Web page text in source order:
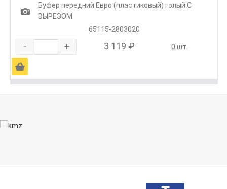
1
Буфер передний Евро (пластиковый) голый С
ВЫРЕЗОМ
65115-2803020
- + 3 119 ₽ 0 шт.
Ä